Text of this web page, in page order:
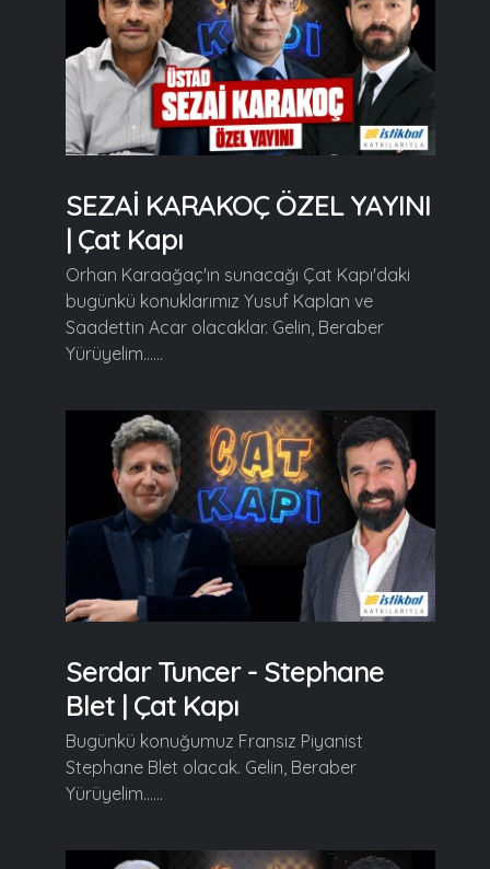
SEZAİ KARAKOÇ ÖZEL YAYINI
| Çat Kapı
Orhan Karaağaç'ın sunacağı Çat Kapı'daki
bugünkü konuklarımız Yusuf Kaplan ve
Saadettin Acar olacaklar. Gelin, Beraber
Yürüyelim......
Serdar Tuncer - Stephane
Blet | Çat Kapı
Bugünkü konuğumuz Fransız Piyanist
Stephane Blet olacak. Gelin, Beraber
Yürüyelim......